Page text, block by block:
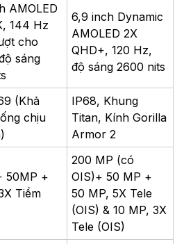
AMOLED
144 Hz
cho
sáng
6,9 inch Dynamic
AMOLED 2X
QHD+, 120 Hz,
độ sáng 2600 nits
(Khả
chịu
IP68, Khung
Titan, Kính Gorilla
Armor 2
50MP +
Tiềm
200 MP (có
OIS)+ 50 MP +
50 MP, 5X Tele
(OIS) & 10 MP, 3X
Tele (OIS)